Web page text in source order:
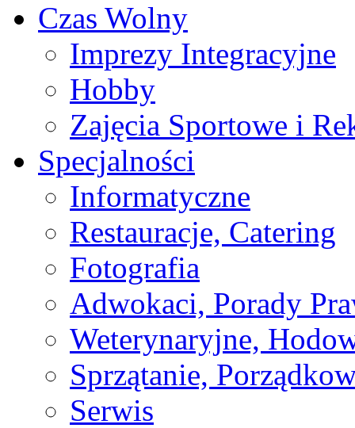
Czas Wolny
Imprezy Integracyjne
Hobby
Zajęcia Sportowe i
Specjalności
Informatyczne
Restauracje, Catering
Fotografia
Adwokaci, Porady
Weterynaryjne,
Sprzątanie,
Serwis